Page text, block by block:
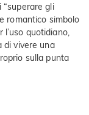
gli
romantico simbolo
quotidiano,
di vivere una
sulla punta